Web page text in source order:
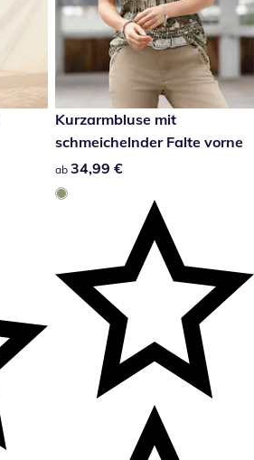
34,99 €
Kurzarmbluse mit
schmeichelnder Falte vorne
34,99 €
ab 34,99 €